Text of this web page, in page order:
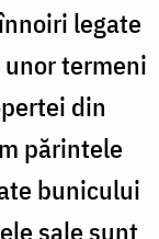
legate
termeni
din
părintele
bunicului
sale sunt